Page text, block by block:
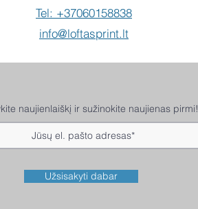
Tel: +37060158838
info@loftasprint.lt
naujienlaiškį ir sužinokite naujienas pirmi!
Užsisakyti dabar